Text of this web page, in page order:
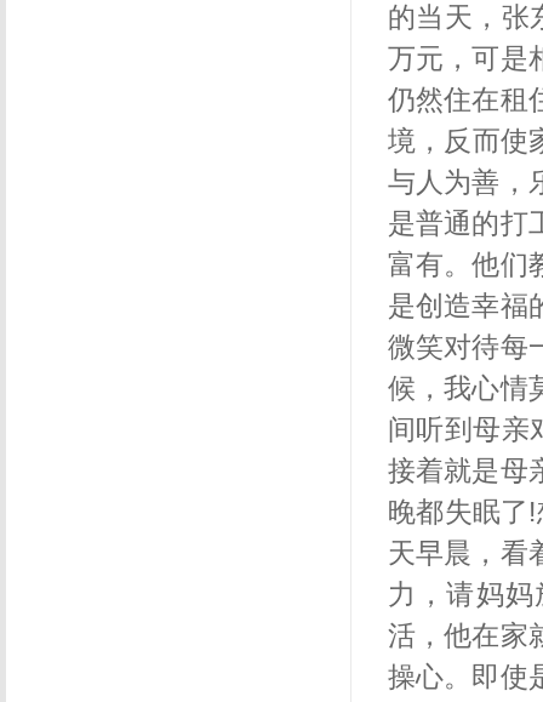
的当天，张
万元，可是
仍然住在租
境，反而使
与人为善，
是普通的打
富有。他们
是创造幸福
微笑对待每
候，我心情
间听到母亲
接着就是母
晚都失眠了!
天早晨，看
力，请妈妈
活，他在家
操心。即使